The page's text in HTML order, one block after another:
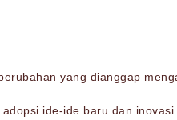
yang dianggap
ide-ide baru dan inovasi.